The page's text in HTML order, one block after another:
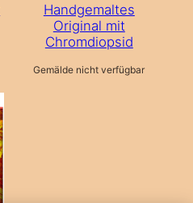
Handgemaltes
Original mit
Chromdiopsid
Gemälde nicht verfügbar